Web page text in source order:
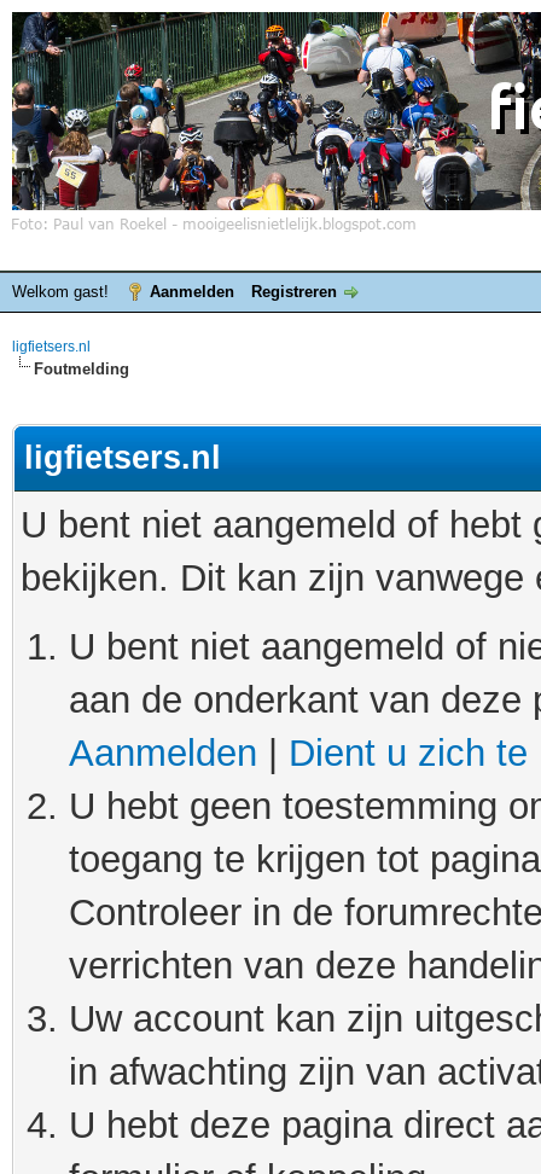
Welkom gast! Aanmelden Registreren
ligfietsers.nl
Foutmelding
ligfietsers.nl
U bent niet aangemeld of
bekijken. Dit kan zijn
U bent niet aangemeld of
aan de onderkant van
Aanmelden
Dient u zich te
U hebt geen toestemming
toegang te krijgen tot
Controleer in de
verrichten van deze
Uw account kan zijn
in afwachting zijn van
U hebt deze pagina direct